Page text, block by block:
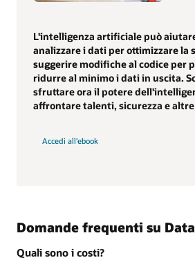
L'intelligenza artificiale può
analizzare i dati per ottimizzare la
suggerire modifiche al codice per
ridurre al minimo i dati in uscita.
sfruttare ora il potere
affrontare talenti, sicurezza e
Accedi all'ebook
Domande frequenti su
Quali sono i costi?